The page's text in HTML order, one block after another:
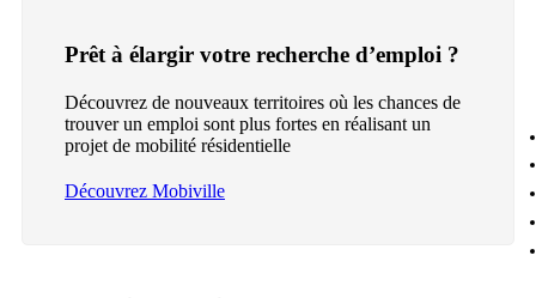
Prêt à élargir votre recherche d’emploi ?
Découvrez de nouveaux territoires où les chances de
trouver un emploi sont plus fortes en réalisant un
projet de mobilité résidentielle
Découvrez Mobiville